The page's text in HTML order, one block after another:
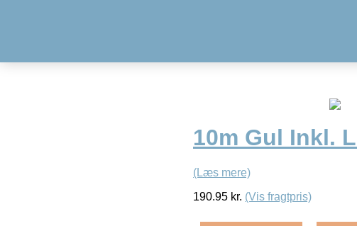
10m Gul Inkl.
(Læs mere)
190.95 kr. (Vis fragtpris)